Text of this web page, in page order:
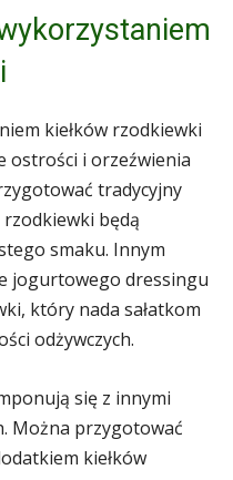
kiełków rzodkiewki
ostrości i orzeźwienia
tradycyjny
będą
smaku. Innym
jogurtowego dressingu
który nada sałatkom
odżywczych.
się z innymi
Można przygotować
kiełków